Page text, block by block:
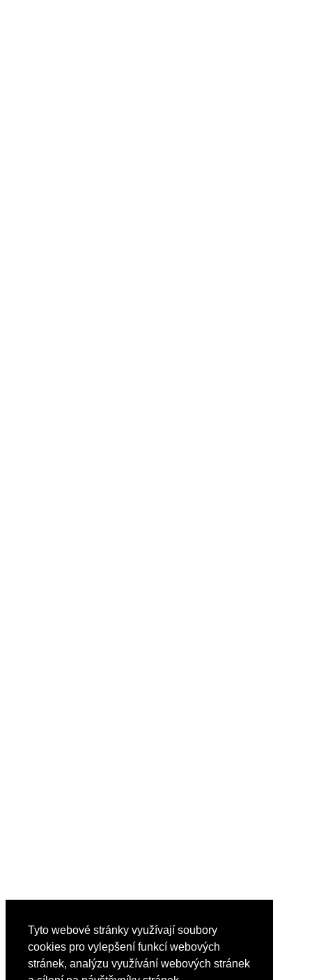
Tyto webové stránky využívají soubory
cookies pro vylepšení funkcí webových
stránek, analýzu využívání webových stránek